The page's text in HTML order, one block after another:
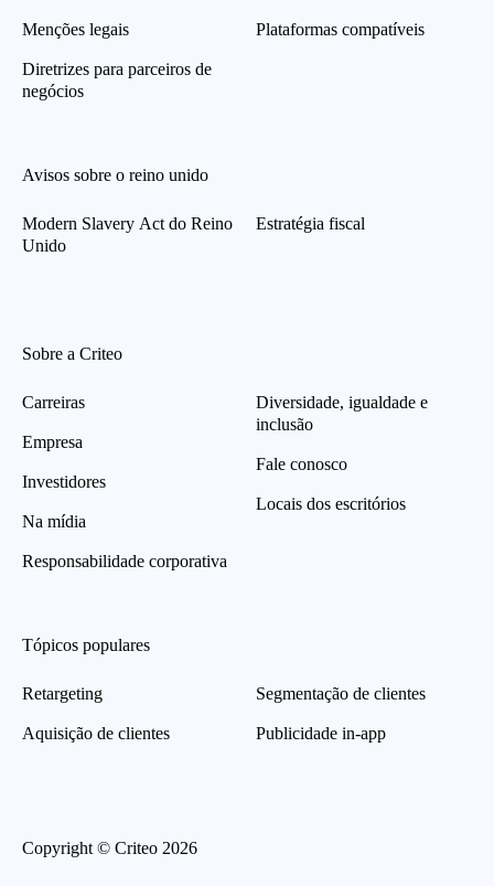
Menções legais
Diretrizes para parceiros de
negócios
Plataformas compatíveis
Avisos sobre o reino unido
Modern Slavery Act do Reino
Unido
Estratégia fiscal
Sobre a Criteo
Carreiras
Empresa
Investidores
Na mídia
Responsabilidade corporativa
Diversidade, igualdade e
inclusão
Fale conosco
Locais dos escritórios
Tópicos populares
Retargeting
Aquisição de clientes
Segmentação de clientes
Publicidade in-app
Copyright © Criteo 2026